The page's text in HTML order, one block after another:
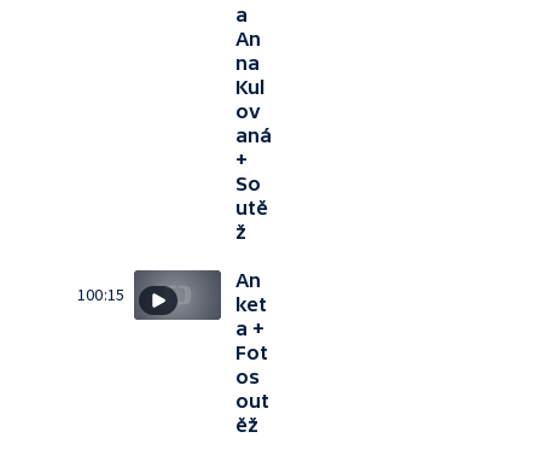
a
An
na
Kul
ov
aná
+
So
utě
ž
100:15
An
ket
a +
Fot
os
out
ěž